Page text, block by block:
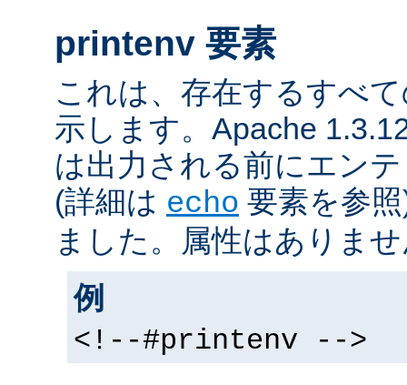
printenv 要素
これは、存在するすべ
示します。Apache
は出力される前にエン
(詳細は echo 要素を参
ました。属性はありま
例
<!--#printenv -->